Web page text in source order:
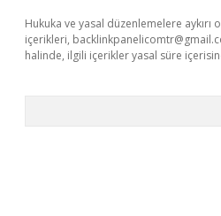
Hukuka ve yasal düzenlemelere
içerikleri,
halinde, ilgili içerikler yasal süre